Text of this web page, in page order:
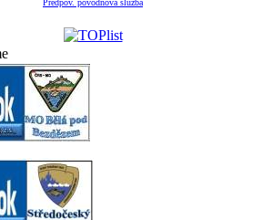
Předpov. povodňová služba